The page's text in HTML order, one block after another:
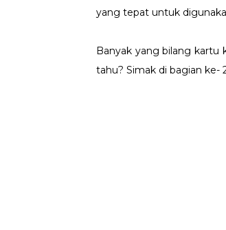
yang tepat untuk
Banyak yang bilang kartu
tahu? Simak di bagian ke-